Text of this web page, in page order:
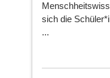
sich die
...